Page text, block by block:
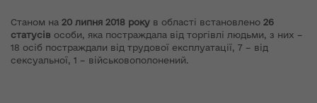
Станом на 20 липня 2018 року в області встановлено 26
статусів особи, яка постраждала від торгівлі людьми, з них –
18 осіб постраждали від трудової експлуатації, 7 – від
сексуальної, 1 – військовополонений.